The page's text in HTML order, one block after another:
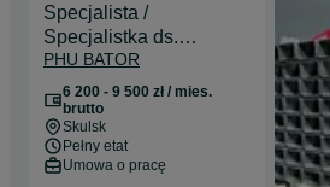
Specjalista /
Specjalistka ds.
administracyjno-
księgowych
PHU BATOR
6 200 - 9 500 zł / mies.
brutto
Skulsk
Pełny etat
Umowa o pracę